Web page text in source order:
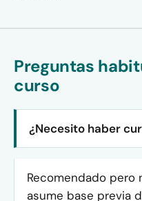
Preguntas
curso
¿Necesito haber
Recomendado pero
asume base previa